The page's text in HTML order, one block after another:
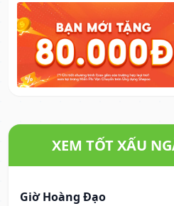
XEM TỐT XẤU
Giờ Hoàng Đạo